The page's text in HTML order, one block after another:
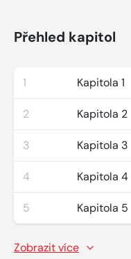
Přehled kapitol
1 Kapitola 1
2 Kapitola 2
3 Kapitola 3
4 Kapitola 4
5 Kapitola 5
Zobrazit více